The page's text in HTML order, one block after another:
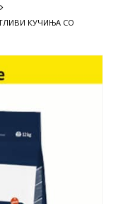
КУЧИЊА СО